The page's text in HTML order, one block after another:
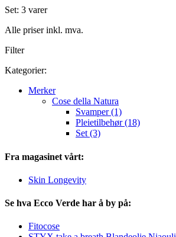
Set: 3 varer
Alle priser inkl. mva.
Filter
Kategorier:
Merker
Cose della Natura
Svamper (1)
Pleietilbehør (18)
Set (3)
Fra magasinet vårt:
Skin Longevity
Se hva Ecco Verde har å by på:
Fitocose